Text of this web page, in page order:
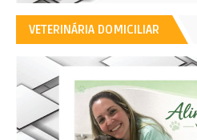
VETERINÁRIA DOMICILIAR